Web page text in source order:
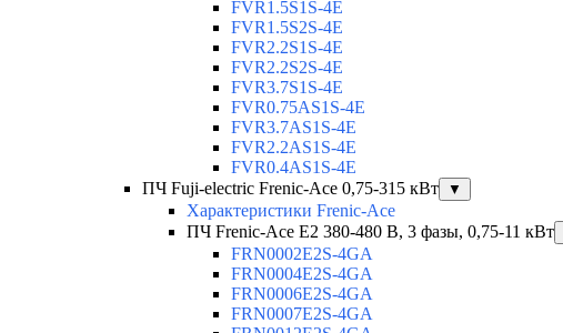
FVR1.5S1S-4E
FVR1.5S2S-4E
FVR2.2S1S-4E
FVR2.2S2S-4E
FVR3.7S1S-4E
FVR0.75AS1S-4E
FVR3.7AS1S-4E
FVR2.2AS1S-4E
FVR0.4AS1S-4E
ПЧ Fuji-electric Frenic-Ace 0,75-315 кВт
▼
Характеристики Frenic-Ace
ПЧ Frenic-Ace E2 380-480 В, 3 фазы, 0,75-11 кВт
FRN0002E2S-4GA
FRN0004E2S-4GA
FRN0006E2S-4GA
FRN0007E2S-4GA